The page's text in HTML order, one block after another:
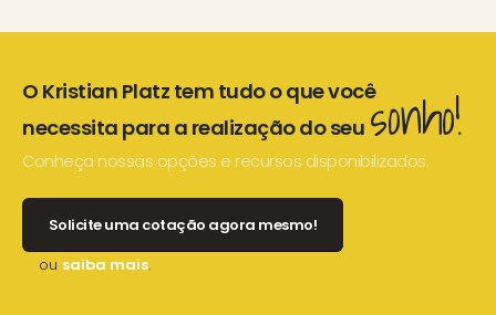
O Kristian Platz tem tudo o que você
necessita para a realização do seu sonho!
Conheça nossas opções e recursos disponibilizados.
Solicite uma cotação agora mesmo!
ou saiba mais.